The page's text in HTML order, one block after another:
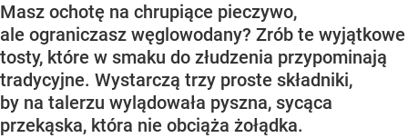
Masz ochotę na chrupiące pieczywo,
ale ograniczasz węglowodany? Zrób te wyjątkowe
tosty, które w smaku do złudzenia przypominają
tradycyjne. Wystarczą trzy proste składniki,
by na talerzu wylądowała pyszna, sycąca
przekąska, która nie obciąża żołądka.